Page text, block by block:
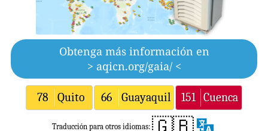
Obtenga más información en
> aqicn.org/gaia/ <
78 Quito 66 Guayaquil 151 Cuenca
Traducción para otros idiomas: